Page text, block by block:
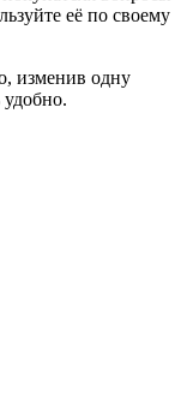
её по своему
изменив одну